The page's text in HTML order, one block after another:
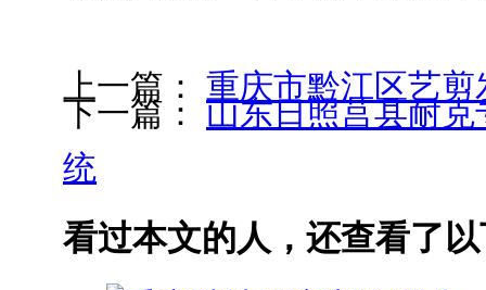
上一篇： 重庆市黔江区艺
下一篇： 山东日照莒县耐
统
看过本文的人，还查看了